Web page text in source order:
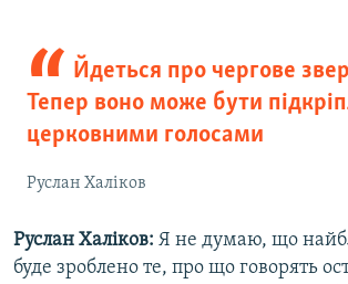
Йдеться про чергове
Тепер воно може бути
церковними голосами
Руслан Халіков
Руслан Халіков: Я не думаю, що
буде зроблено те, про що говорять